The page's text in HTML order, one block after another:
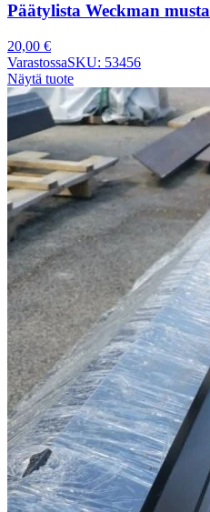
Päätylista Weckman musta
20,00 €
VarastossaSKU: 53456
Näytä tuote